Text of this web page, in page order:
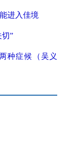
进入佳境
”
种症候（吴义